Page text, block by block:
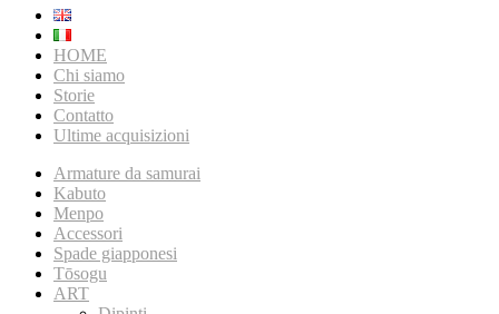
HOME
Chi siamo
Storie
Contatto
Ultime acquisizioni
Armature da samurai
Kabuto
Menpo
Accessori
Spade giapponesi
Tōsogu
ART